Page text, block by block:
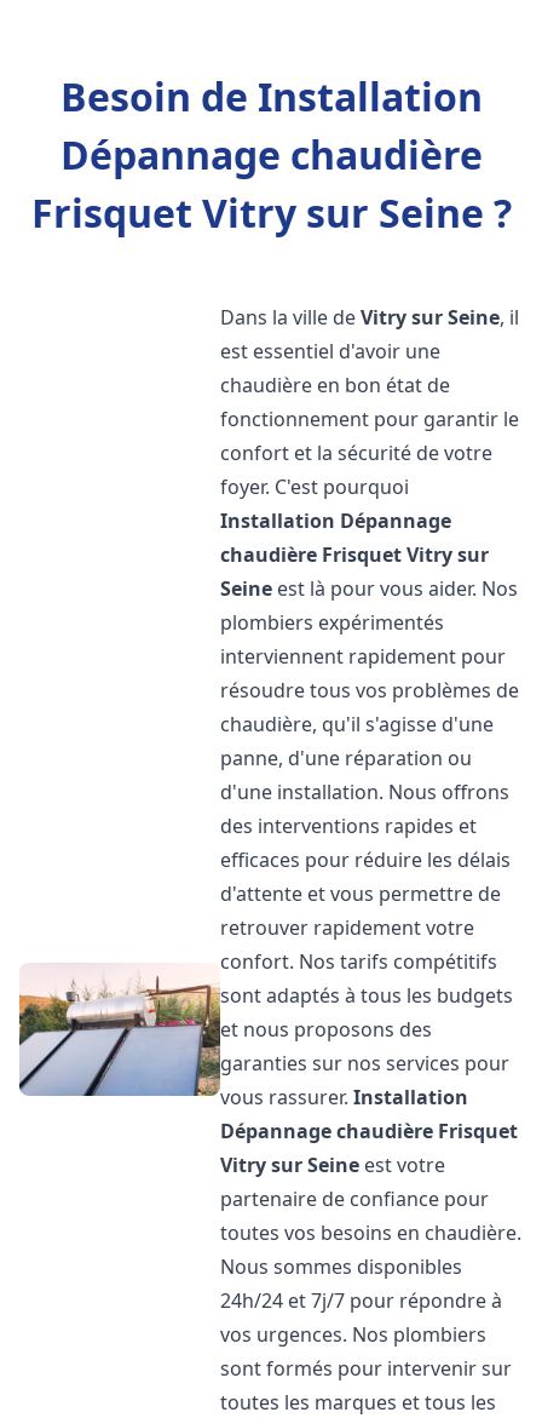
Besoin de Installation
Dépannage chaudière
Frisquet Vitry sur Seine ?
Dans la ville deVitry sur Seine, il
est essentiel d'avoir une
chaudière en bon état de
fonctionnement pour garantir le
confort et la sécurité de votre
foyer. C'est pourquoi
Installation Dépannage
chaudière FrisquetVitry sur
Seine est là pour vous aider. Nos
plombiers expérimentés
interviennent rapidement pour
résoudre tous vos problèmes de
chaudière, qu'il s'agisse d'une
panne, d'une réparation ou
d'une installation. Nous offrons
des interventions rapides et
efficaces pour réduire les délais
d'attente et vous permettre de
retrouver rapidement votre
confort. Nos tarifs compétitifs
sont adaptés à tous les budgets
et nous proposons des
garanties sur nos services pour
vous rassurer.Installation
Dépannage chaudière Frisquet
Vitry sur Seine est votre
partenaire de confiance pour
toutes vos besoins en chaudière.
Nous sommes disponibles
24h/24 et 7j/7 pour répondre à
vos urgences. Nos plombiers
sont formés pour intervenir sur
toutes les marques et tous les